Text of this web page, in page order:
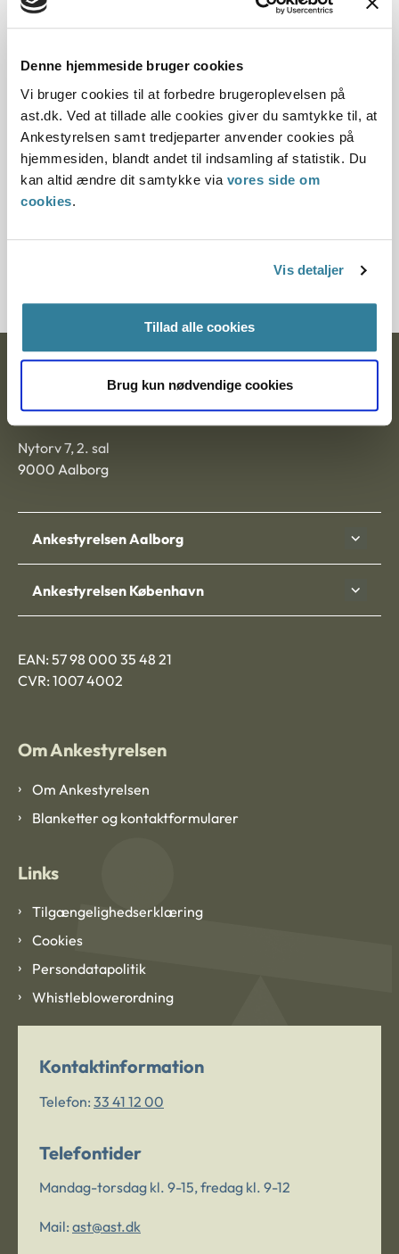
Denne hjemmeside bruger cookies
Vi bruger cookies til at forbedre brugeroplevelsen på
ast.dk. Ved at tillade alle cookies giver du samtykke til, at
Ankestyrelsen samt tredjeparter anvender cookies på
hjemmesiden, blandt andet til indsamling af statistik. Du
kan altid ændre dit samtykke via vores side om
cookies.
Vis detaljer
Tillad alle cookies
Brug kun nødvendige cookies
03.01.2012
Offentliggørelsesdato
10.07.2013
Paragraf
§ 9c § 67 § 142 § 58 § 142i
Postadresse:
Nytorv 7, 2. sal
9000 Aalborg
Ankestyrelsen Aalborg
Ankestyrelsen København
EAN: 57 98 000 35 48 21
CVR: 1007 4002
Om Ankestyrelsen
Om Ankestyrelsen
Blanketter og kontaktformularer
Links
Tilgængelighedserklæring
Cookies
Persondatapolitik
Whistleblowerordning
Kontaktinformation
Telefon: 33 41 12 00
Telefontider
Mandag-torsdag kl. 9-15, fredag kl. 9-12
Mail: ast@ast.dk